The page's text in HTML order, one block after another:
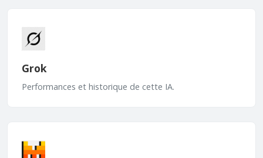
Grok
Performances et historique de cette IA.